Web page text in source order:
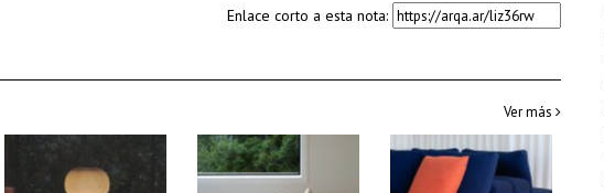
Enlace corto a esta nota:
Ver más